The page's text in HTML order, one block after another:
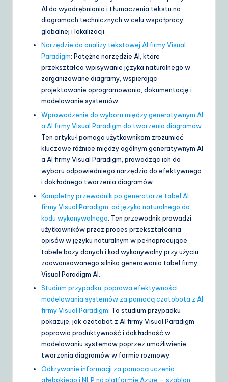
AI do wyodrębniania i tłumaczenia tekstu na
diagramach technicznych w celu współpracy
globalnej i lokalizacji.
Narzędzie do analizy tekstowej AI firmy Visual
Paradigm: Potężne narzędzie AI, które
przekształca wpisywanie języka naturalnego w
zorganizowane diagramy, wspierając
projektowanie oprogramowania, dokumentację i
modelowanie systemów.
Wprowadzenie do wyboru między generatywnym AI
a AI firmy Visual Paradigm do tworzenia diagramów:
Ten artykuł pomaga użytkownikom zrozumieć
kluczowe różnice między ogólnym generatywnym AI
a AI firmy Visual Paradigm, prowadząc ich do
wyboru odpowiedniego narzędzia do efektywnego
i dokładnego tworzenia diagramów.
Kompletny przewodnik po generatorze tabel AI
firmy Visual Paradigm: od języka naturalnego do
kodu wykonywalnego: Ten przewodnik prowadzi
użytkowników przez proces przekształcania
opisów w języku naturalnym w pełnopracujące
tabele bazy danych i kod wykonywalny przy użyciu
zaawansowanego silnika generowania tabel firmy
Visual Paradigm AI.
Studium przypadku: poprawa efektywności
modelowania systemów za pomocą czatobota z AI
firmy Visual Paradigm: To studium przypadku
pokazuje, jak czatobot z AI firmy Visual Paradigm
poprawia produktywność i dokładność w
modelowaniu systemów poprzez umożliwienie
tworzenia diagramów w formie rozmowy.
Odkrywanie informacji za pomocą uczenia
głębokiego i NLP na platformie Azure – szablon: